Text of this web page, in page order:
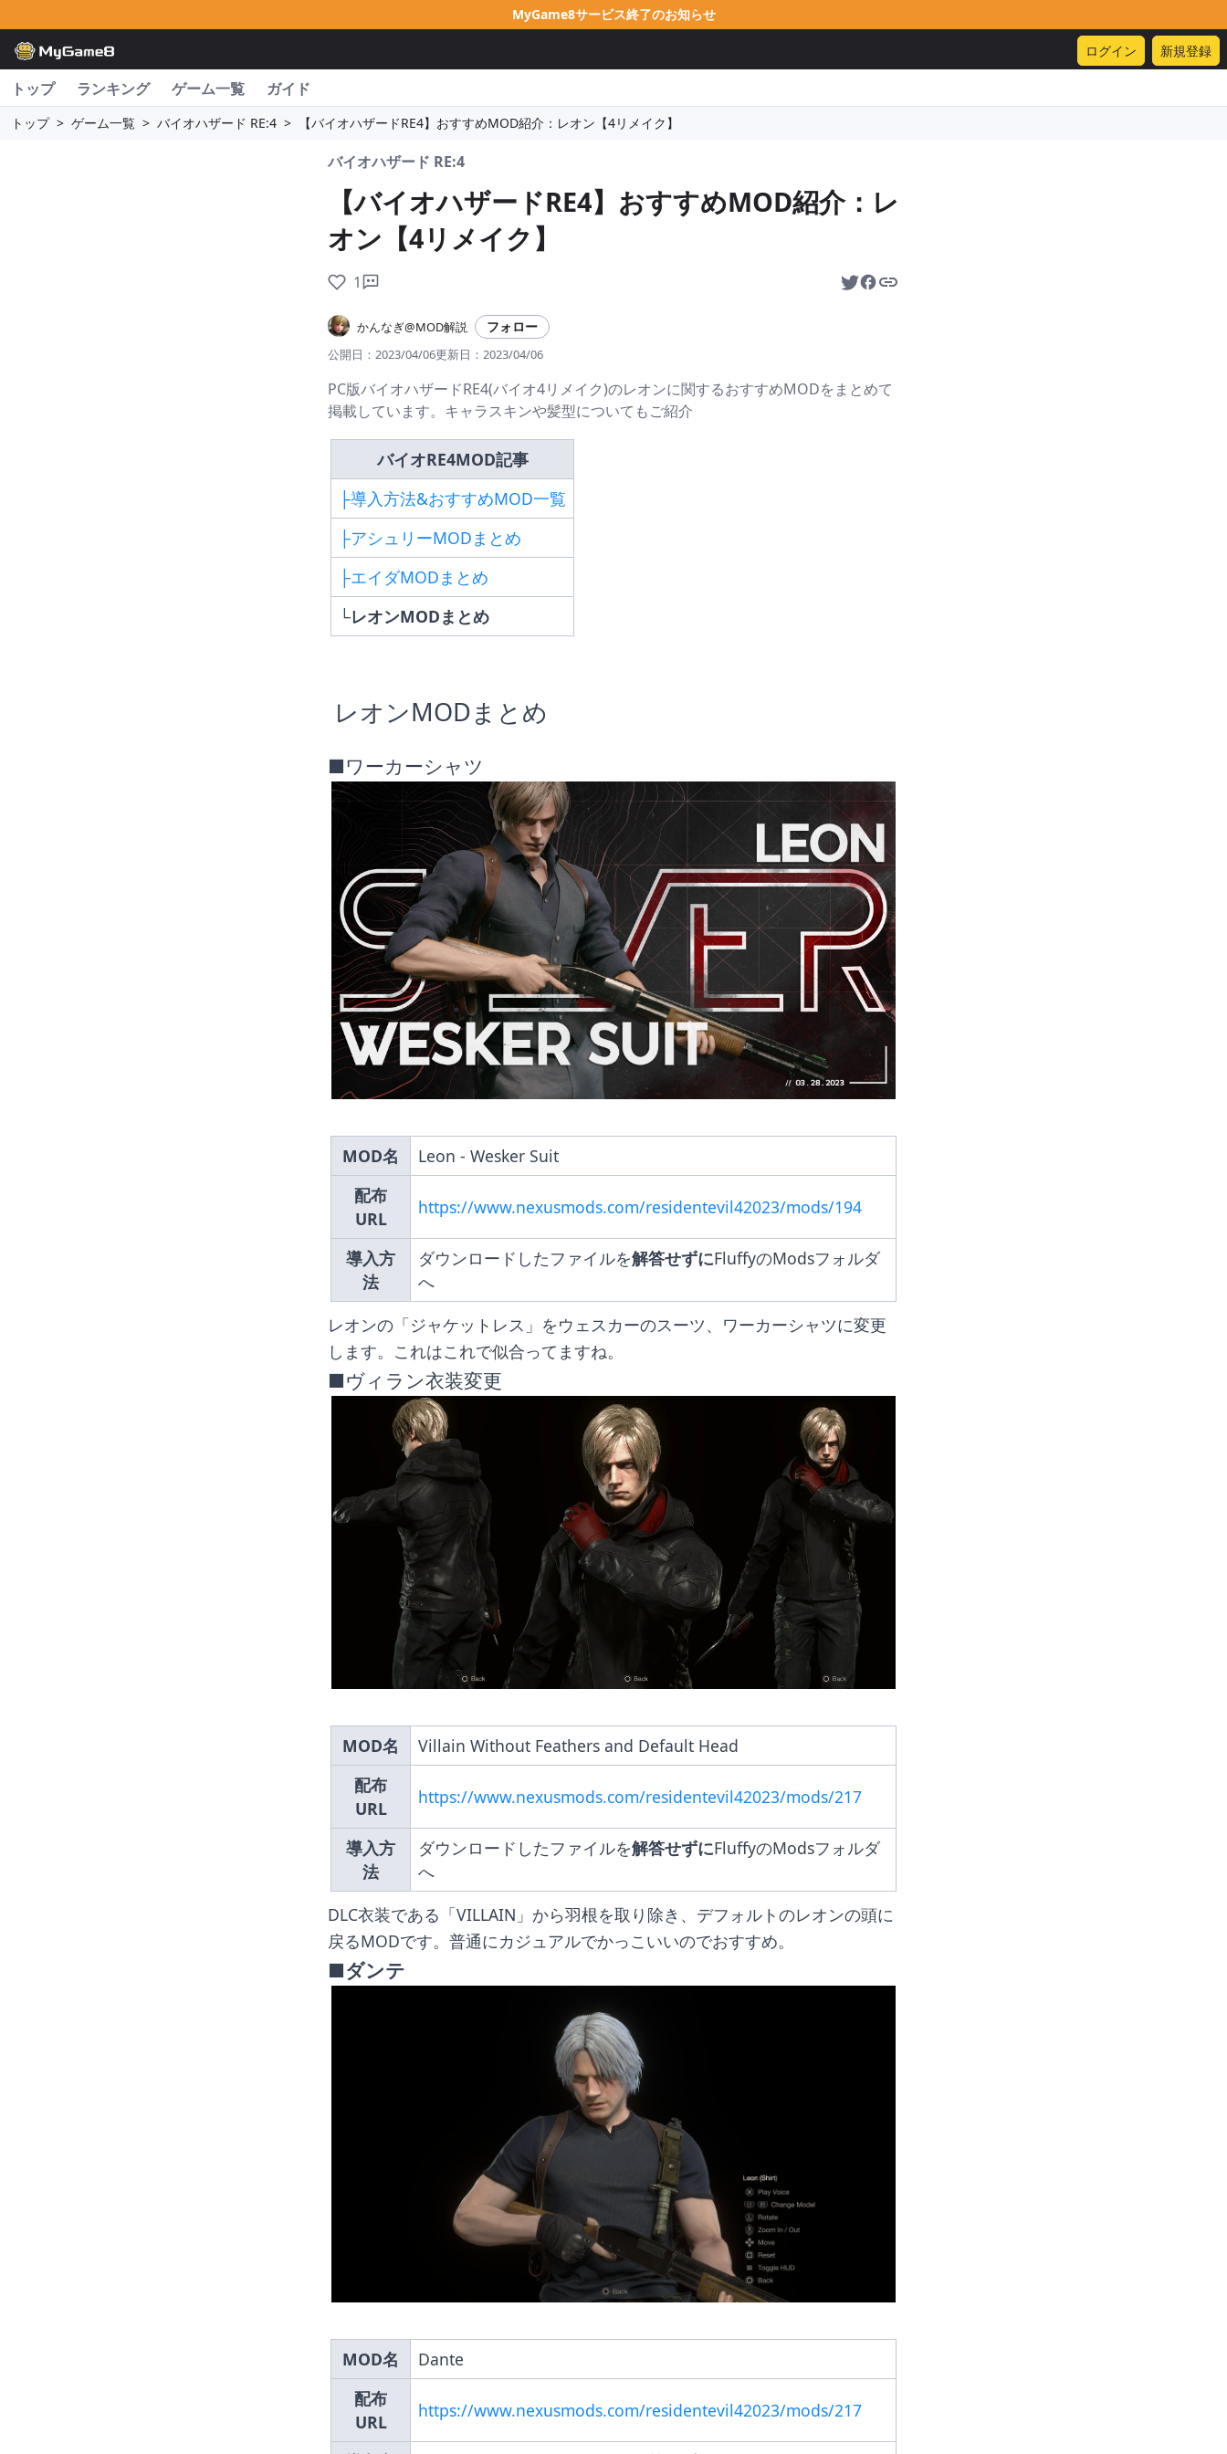
MyGame8サービス終了のお知らせ
ログイン 新規登録
トップ ランキング ゲーム一覧 ガイド
トップ > ゲーム一覧 > バイオハザード RE:4 > 【バイオハザードRE4】おすすめMOD紹介：レオン【4リメイク】
バイオハザード RE:4
【バイオハザードRE4】おすすめMOD紹介：レ
オン【4リメイク】
1
かんなぎ@MOD解説 フォロー
公開日： 2023/04/06更新日： 2023/04/06
PC版バイオハザードRE4(バイオ4リメイク)のレオンに関するおすすめMODをまとめて
掲載しています。キャラスキンや髪型についてもご紹介
バイオRE4MOD記事
├導入方法&おすすめMOD一覧
├アシュリーMODまとめ
├エイダMODまとめ
└レオンMODまとめ
レオンMODまとめ
■ワーカーシャツ
MOD名
Leon - Wesker Suit
配布
URL
https://www.nexusmods.com/residentevil42023/mods/194
導入方
法
ダウンロードしたファイルを解答せずにFluffyのModsフォルダ
へ
レオンの「ジャケットレス」をウェスカーのスーツ、ワーカーシャツに変更
します。これはこれで似合ってますね。
■ヴィラン衣装変更
MOD名
Villain Without Feathers and Default Head
配布
URL
https://www.nexusmods.com/residentevil42023/mods/217
導入方
法
ダウンロードしたファイルを解答せずにFluffyのModsフォルダ
へ
DLC衣装である「VILLAIN」から羽根を取り除き、デフォルトのレオンの頭に
戻るMODです。普通にカジュアルでかっこいいのでおすすめ。
■ダンテ
MOD名
Dante
配布
URL
https://www.nexusmods.com/residentevil42023/mods/217